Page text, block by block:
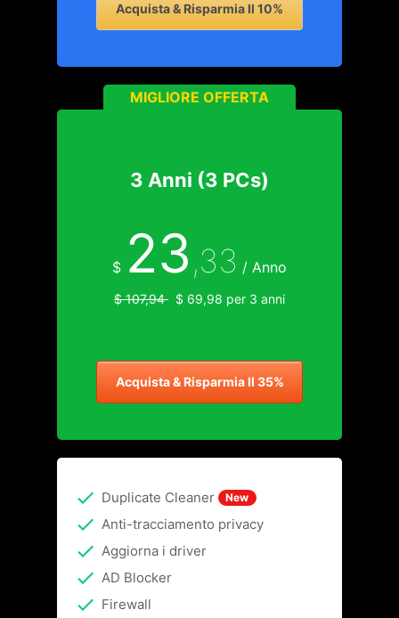
Acquista & Risparmia Il 10%
MIGLIORE OFFERTA
3 Anni (3 PCs)
$ 23,33 / Anno
$ 107,94 $ 69,98 per 3 anni
Acquista & Risparmia Il 35%
Duplicate Cleaner New
Anti-tracciamento privacy
Aggiorna i driver
AD Blocker
Firewall